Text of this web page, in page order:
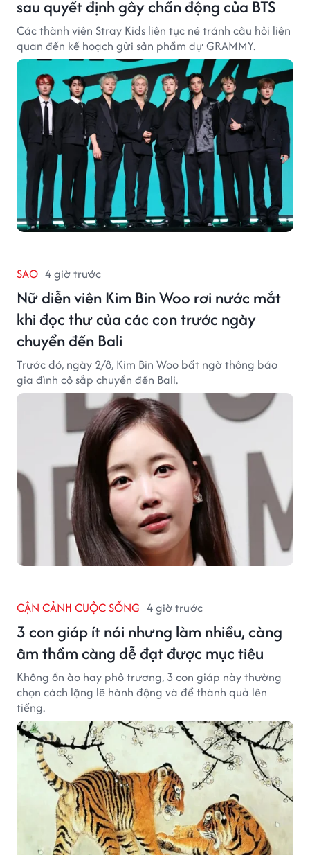
sau quyết định gây chấn động của BTS
Các thành viên Stray Kids liên tục né tránh câu hỏi liên
quan đến kế hoạch gửi sản phẩm dự GRAMMY.
SAO 4 giờ trước
Nữ diễn viên Kim Bin Woo rơi nước mắt
khi đọc thư của các con trước ngày
chuyển đến Bali
Trước đó, ngày 2/8, Kim Bin Woo bất ngờ thông báo
gia đình cô sắp chuyển đến Bali.
CẬN CẢNH CUỘC SỐNG 4 giờ trước
3 con giáp ít nói nhưng làm nhiều, càng
âm thầm càng dễ đạt được mục tiêu
Không ồn ào hay phô trương, 3 con giáp này thường
chọn cách lặng lẽ hành động và để thành quả lên
tiếng.